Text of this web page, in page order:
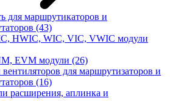
для маршрутикаторов и
(43)
HWIC, WIC, VIC, VWIC модули
EVM модули (26)
для маршрутизаторов и
(16)
расширения, аплинка и